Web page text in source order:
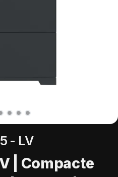
- LV
| Compacte